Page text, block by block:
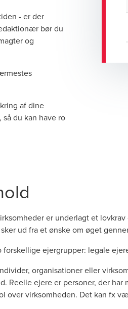
- er der
bør du
og
af dine
du kan have ro
er underlagt et
ud fra et ønske om øget
forskellige ejergrupper: legale
organisationer eller
Reelle ejere er personer, der
over virksomheden. Det kan fx